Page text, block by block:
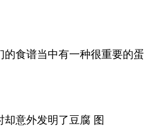
食谱当中有一种很重要的蛋
意外发明了豆腐 图